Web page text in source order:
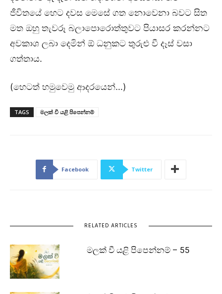
ජීවිතයේ හෙට දවස මෙසේ ගත නොවෙනා බවට සිත
මත ඔහු තැවරූ බලාපොරොත්තුවට පියාසර කරන්නට
අවකාශ ලබා දෙමින් ඕ ධනුකට තුරුළු වී දෑස් වසා
ගත්තාය.
(හෙටත් හමුවෙමු ආදරයෙන්…)
TAGS මලක් වී යළි පිපෙන්නම්
Facebook Twitter
RELATED ARTICLES
මලක් වී යළි පිපෙන්නම් – 55